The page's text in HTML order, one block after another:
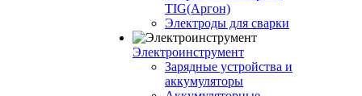
TIG(Аргон)
Электроды для сварки
Электроинструмент
Зарядные устройства и
аккумуляторы